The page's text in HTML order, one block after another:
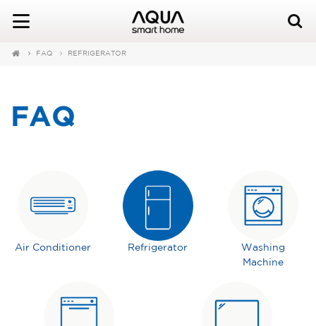
FAQ REFRIGERATOR
FAQ
Air Conditioner Refrigerator
Washing
Machine